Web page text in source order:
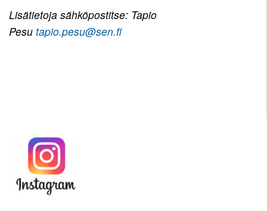
Lisätietoja sähköpostitse: Tapio
Pesu tapio.pesu@sen.fi